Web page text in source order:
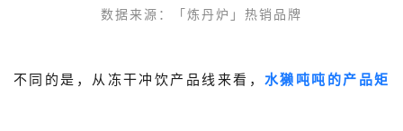
数据来源： 「 炼丹炉」 热销品牌
不同的是，从冻干冲饮产品线来看， 水獭吨吨的产品矩